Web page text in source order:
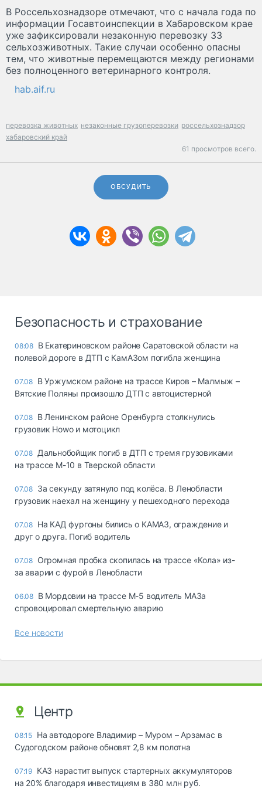
В Россельхознадзоре отмечают, что с начала года по
информации Госавтоинспекции в Хабаровском крае
уже зафиксировали незаконную перевозку 33
сельхозживотных. Такие случаи особенно опасны
тем, что животные перемещаются между регионами
без полноценного ветеринарного контроля.
hab.aif.ru
перевозка животных незаконные грузоперевозки россельхознадзор
хабаровский край
61 просмотров всего.
ОБСУДИТЬ
Безопасность и страхование
08:08 В Екатериновском районе Саратовской области на
полевой дороге в ДТП с КамАЗом погибла женщина
07.08 В Уржумском районе на трассе Киров – Малмыж –
Вятские Поляны произошло ДТП с автоцистерной
07.08 В Ленинском районе Оренбурга столкнулись
грузовик Howo и мотоцикл
07.08 Дальнобойщик погиб в ДТП с тремя грузовиками
на трассе М-10 в Тверской области
07.08 За секунду затянуло под колёса. В Ленобласти
грузовик наехал на женщину у пешеходного перехода
07.08 На КАД фургоны бились о КАМАЗ, ограждение и
друг о друга. Погиб водитель
07.08 Огромная пробка скопилась на трассе «Кола» из-
за аварии с фурой в Ленобласти
06.08 В Мордовии на трассе М-5 водитель МАЗа
спровоцировал смертельную аварию
Все новости
Центр
08:15 На автодороге Владимир – Муром – Арзамас в
Судогодском районе обновят 2,8 км полотна
07:19 КАЗ нарастит выпуск стартерных аккумуляторов
на 20% благодаря инвестициям в 380 млн руб.